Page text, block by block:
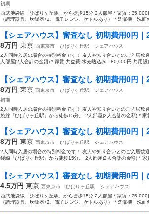
初期
西武池袋線「ひばりヶ丘駅」から徒歩15分 2人部屋 * 家賃：
（調理器具、炊飯器×2、電子レンジ、ケトルあり） * 洗濯機、洗面
【シェアハウス】審査なし 初期費用0円
8万円 東京 西東京市 ひばりヶ丘駅
シェアハウス
2人同時入居の場合の特別料金です！ 友人や知り合いとのご入居歓
人部屋(2人合計の金額) * 家賃.共益費.水光熱込み：80,000円 共用設
【シェアハウス】審査なし 初期費用0円
8万円 東京 西東京市 ひばりヶ丘駅
シェアハウス
初期
2人同時入居の場合の特別料金です！ 友人や知り合いとのご入居歓
袋線「ひばりヶ丘駅」から徒歩15分。 2人部屋(2人合計の金額) * 家
【シェアハウス】審査なし 初期費用0円
8万円 東京 西東京市 ひばりヶ丘駅
シェアハウス
2人同時入居の場合の特別料金です！ 友人や知り合いとのご入居歓
袋線「ひばりヶ丘駅」から徒歩15分。 2人部屋(2人合計の金額) * 家
【シェアハウス】審査なし 初期費用0円
4.5万円 東京 西東京市 ひばりヶ丘駅
シェアハウス
西武池袋線「ひばりヶ丘駅」から徒歩15分 2人部屋 * 家賃：
（調理器具、炊飯器×2、電子レンジ、ケトルあり） * 洗濯機、洗面